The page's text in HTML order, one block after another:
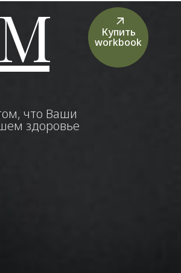
Купить
workbook
что Ваши
здоровье